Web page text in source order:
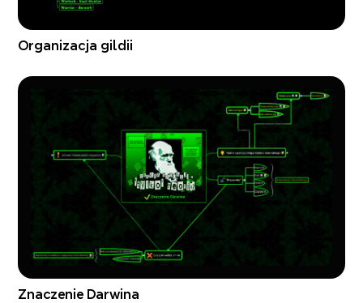
Organizacja gildii
Znaczenie Darwina